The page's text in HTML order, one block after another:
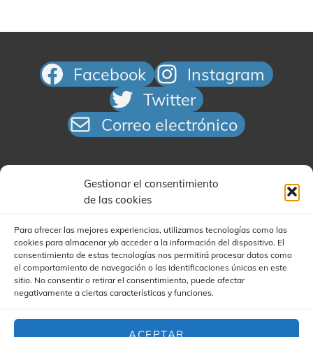
Gestionar el consentimiento
de las cookies
Para ofrecer las mejores experiencias, utilizamos tecnologías como las
cookies para almacenar y/o acceder a la información del dispositivo. El
consentimiento de estas tecnologías nos permitirá procesar datos como
el comportamiento de navegación o las identificaciones únicas en este
sitio. No consentir o retirar el consentimiento, puede afectar
negativamente a ciertas características y funciones.
ACEPTAR
Facebook
Instagram
Twitter
Correo electrónico
Buscar